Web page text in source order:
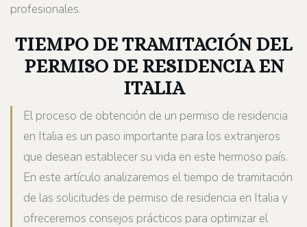
profesionales.
TIEMPO DE TRAMITACIÓN DEL
PERMISO DE RESIDENCIA EN
ITALIA
El proceso de obtención de un permiso de residencia
en Italia es un paso importante para los extranjeros
que desean establecer su vida en este hermoso país.
En este artículo analizaremos el tiempo de tramitación
de las solicitudes de permiso de residencia en Italia y
ofreceremos consejos prácticos para optimizar el